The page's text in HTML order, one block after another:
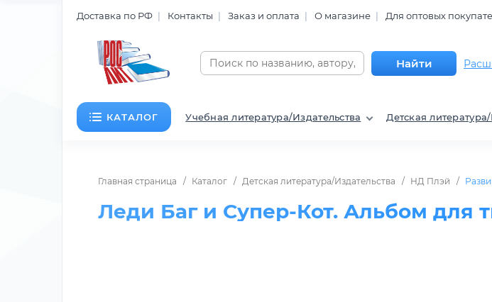
Доставка по РФ Контакты Заказ и оплата О магазине Для оптовых
Найти
КАТАЛОГ Учебная литература/Издательства Детская
Главная страница Каталог Детская литература/Издательства НД Плэй
Леди Баг и Супер-Кот. Альбом для